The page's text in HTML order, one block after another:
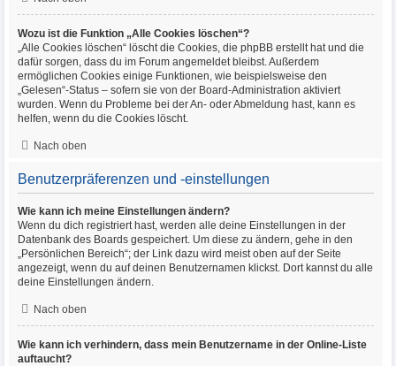
Wozu ist die Funktion „Alle Cookies löschen“?
„Alle Cookies löschen“ löscht die Cookies, die phpBB erstellt hat und die
dafür sorgen, dass du im Forum angemeldet bleibst. Außerdem
ermöglichen Cookies einige Funktionen, wie beispielsweise den
„Gelesen“-Status – sofern sie von der Board-Administration aktiviert
wurden. Wenn du Probleme bei der An- oder Abmeldung hast, kann es
helfen, wenn du die Cookies löscht.
Nach oben
Benutzerpräferenzen und -einstellungen
Wie kann ich meine Einstellungen ändern?
Wenn du dich registriert hast, werden alle deine Einstellungen in der
Datenbank des Boards gespeichert. Um diese zu ändern, gehe in den
„Persönlichen Bereich“; der Link dazu wird meist oben auf der Seite
angezeigt, wenn du auf deinen Benutzernamen klickst. Dort kannst du alle
deine Einstellungen ändern.
Nach oben
Wie kann ich verhindern, dass mein Benutzername in der Online-Liste
auftaucht?